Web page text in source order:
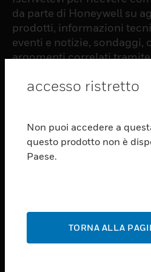
da parte di Honeywell su
prodotti, informazioni
eventi e notizie, sondaggi,
argomenti correlati
PRODUCTS
SERVIZI
SETTORI
accesso ristretto
Non puoi accedere a
questo prodotto non è
Paese.
TORNA ALLA